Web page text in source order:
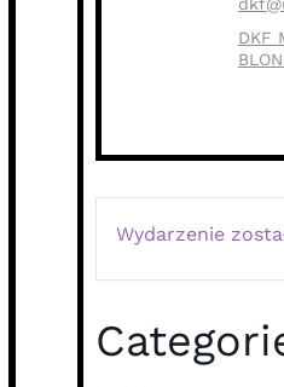
DKF
Wydarzenie